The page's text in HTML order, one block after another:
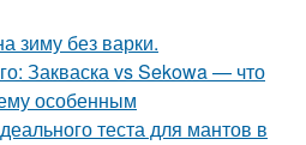
зиму без варки.
Закваска vs Sekowa — что
особенным
теста для мантов в